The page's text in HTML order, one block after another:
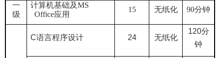
一
级
计算机基础及MS
Office应用
15 无纸化 90分钟
C语言程序设计 24 无纸化
120分
钟